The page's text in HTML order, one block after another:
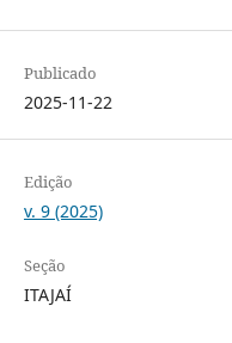
Publicado
2025-11-22
Edição
v. 9 (2025)
Seção
ITAJAÍ